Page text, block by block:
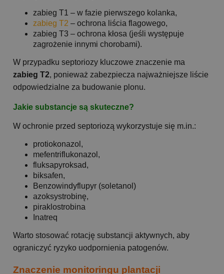
zabieg T1 – w fazie pierwszego kolanka,
zabieg T2 – ochrona liścia flagowego,
zabieg T3 – ochrona kłosa (jeśli występuje
zagrożenie innymi chorobami).
W przypadku septoriozy kluczowe znaczenie ma
zabieg T2, ponieważ zabezpiecza najważniejsze liście
odpowiedzialne za budowanie plonu.
Jakie substancje są skuteczne?
W ochronie przed septoriozą wykorzystuje się m.in.:
protiokonazol,
mefentriflukonazol,
fluksapyroksad,
biksafen,
Benzowindyflupyr (soletanol)
azoksystrobinę,
piraklostrobina
Inatreq
Warto stosować rotację substancji aktywnych, aby
ograniczyć ryzyko uodpornienia patogenów.
Znaczenie monitoringu plantacji